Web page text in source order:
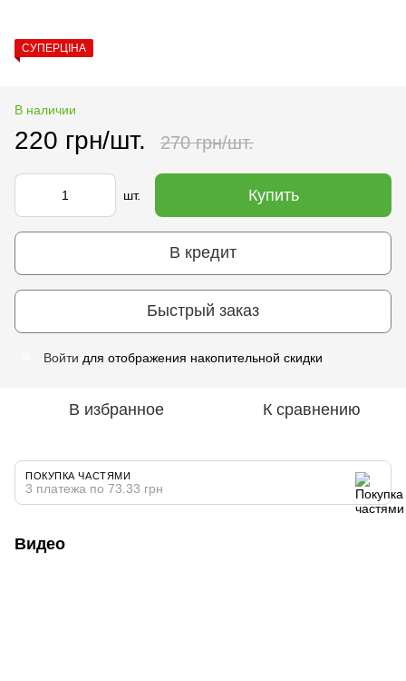
СУПЕРЦІНА
В наличии
220 грн/шт. 270 грн/шт.
шт. Купить
В кредит
Быстрый заказ
Войти для отображения накопительной скидки
В избранное К сравнению
ПОКУПКА ЧАСТЯМИ
3 платежа по 73.33 грн
Видео